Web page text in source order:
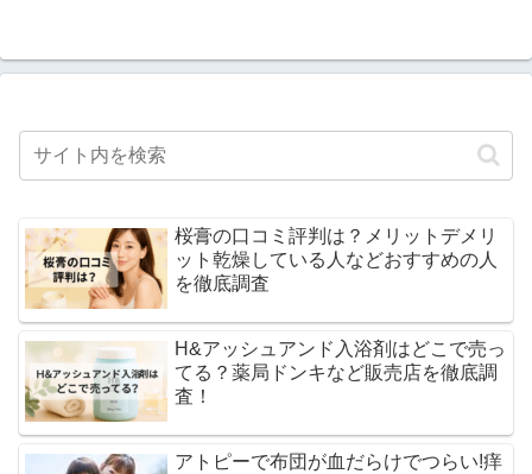
桜膏の口コミ評判は？メリットデメリ
ット乾燥している人などおすすめの人
を徹底調査
H&アッシュアンド入浴剤はどこで売っ
てる？薬局ドンキなど販売店を徹底調
査！
アトピーで布団が血だらけでつらい!痒